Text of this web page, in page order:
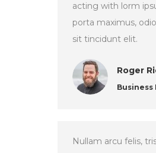
acting with lorm
porta maximus,
sit tincidunt elit.
Roger
Business
Nullam arcu felis,